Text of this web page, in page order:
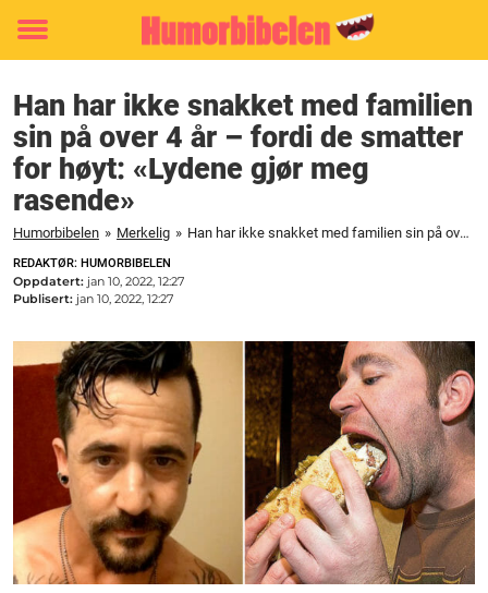
Toggle
Han har ikke snakket med familien
sin på over 4 år – fordi de smatter
for høyt: «Lydene gjør meg
rasende»
Humorbibelen » Merkelig » Han har ikke snakket med familien sin på over 4 år – fordi de smatter for høyt: «Lydene gjør meg rasende»
REDAKTØR: HUMORBIBELEN
Oppdatert: jan 10, 2022, 12:27
Publisert: jan 10, 2022, 12:27